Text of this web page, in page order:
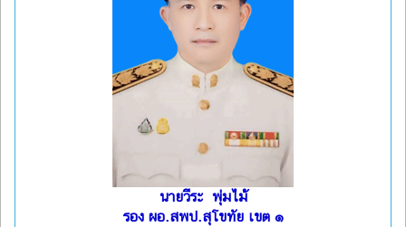
นายวีระ พุ่มไม้
รอง ผอ.สพป.สุโขทัย เขต ๑